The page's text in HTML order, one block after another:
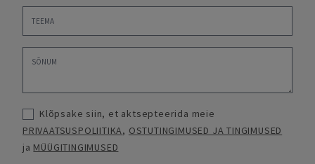
Klõpsake siin, et aktsepteerida meie
PRIVAATSUSPOLIITIKA, OSTUTINGIMUSED JA TINGIMUSED
ja MÜÜGITINGIMUSED